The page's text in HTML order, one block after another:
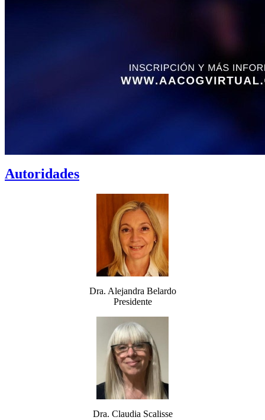
Autoridades
Dra. Alejandra Belardo
Presidente
Dra. Claudia Scalisse